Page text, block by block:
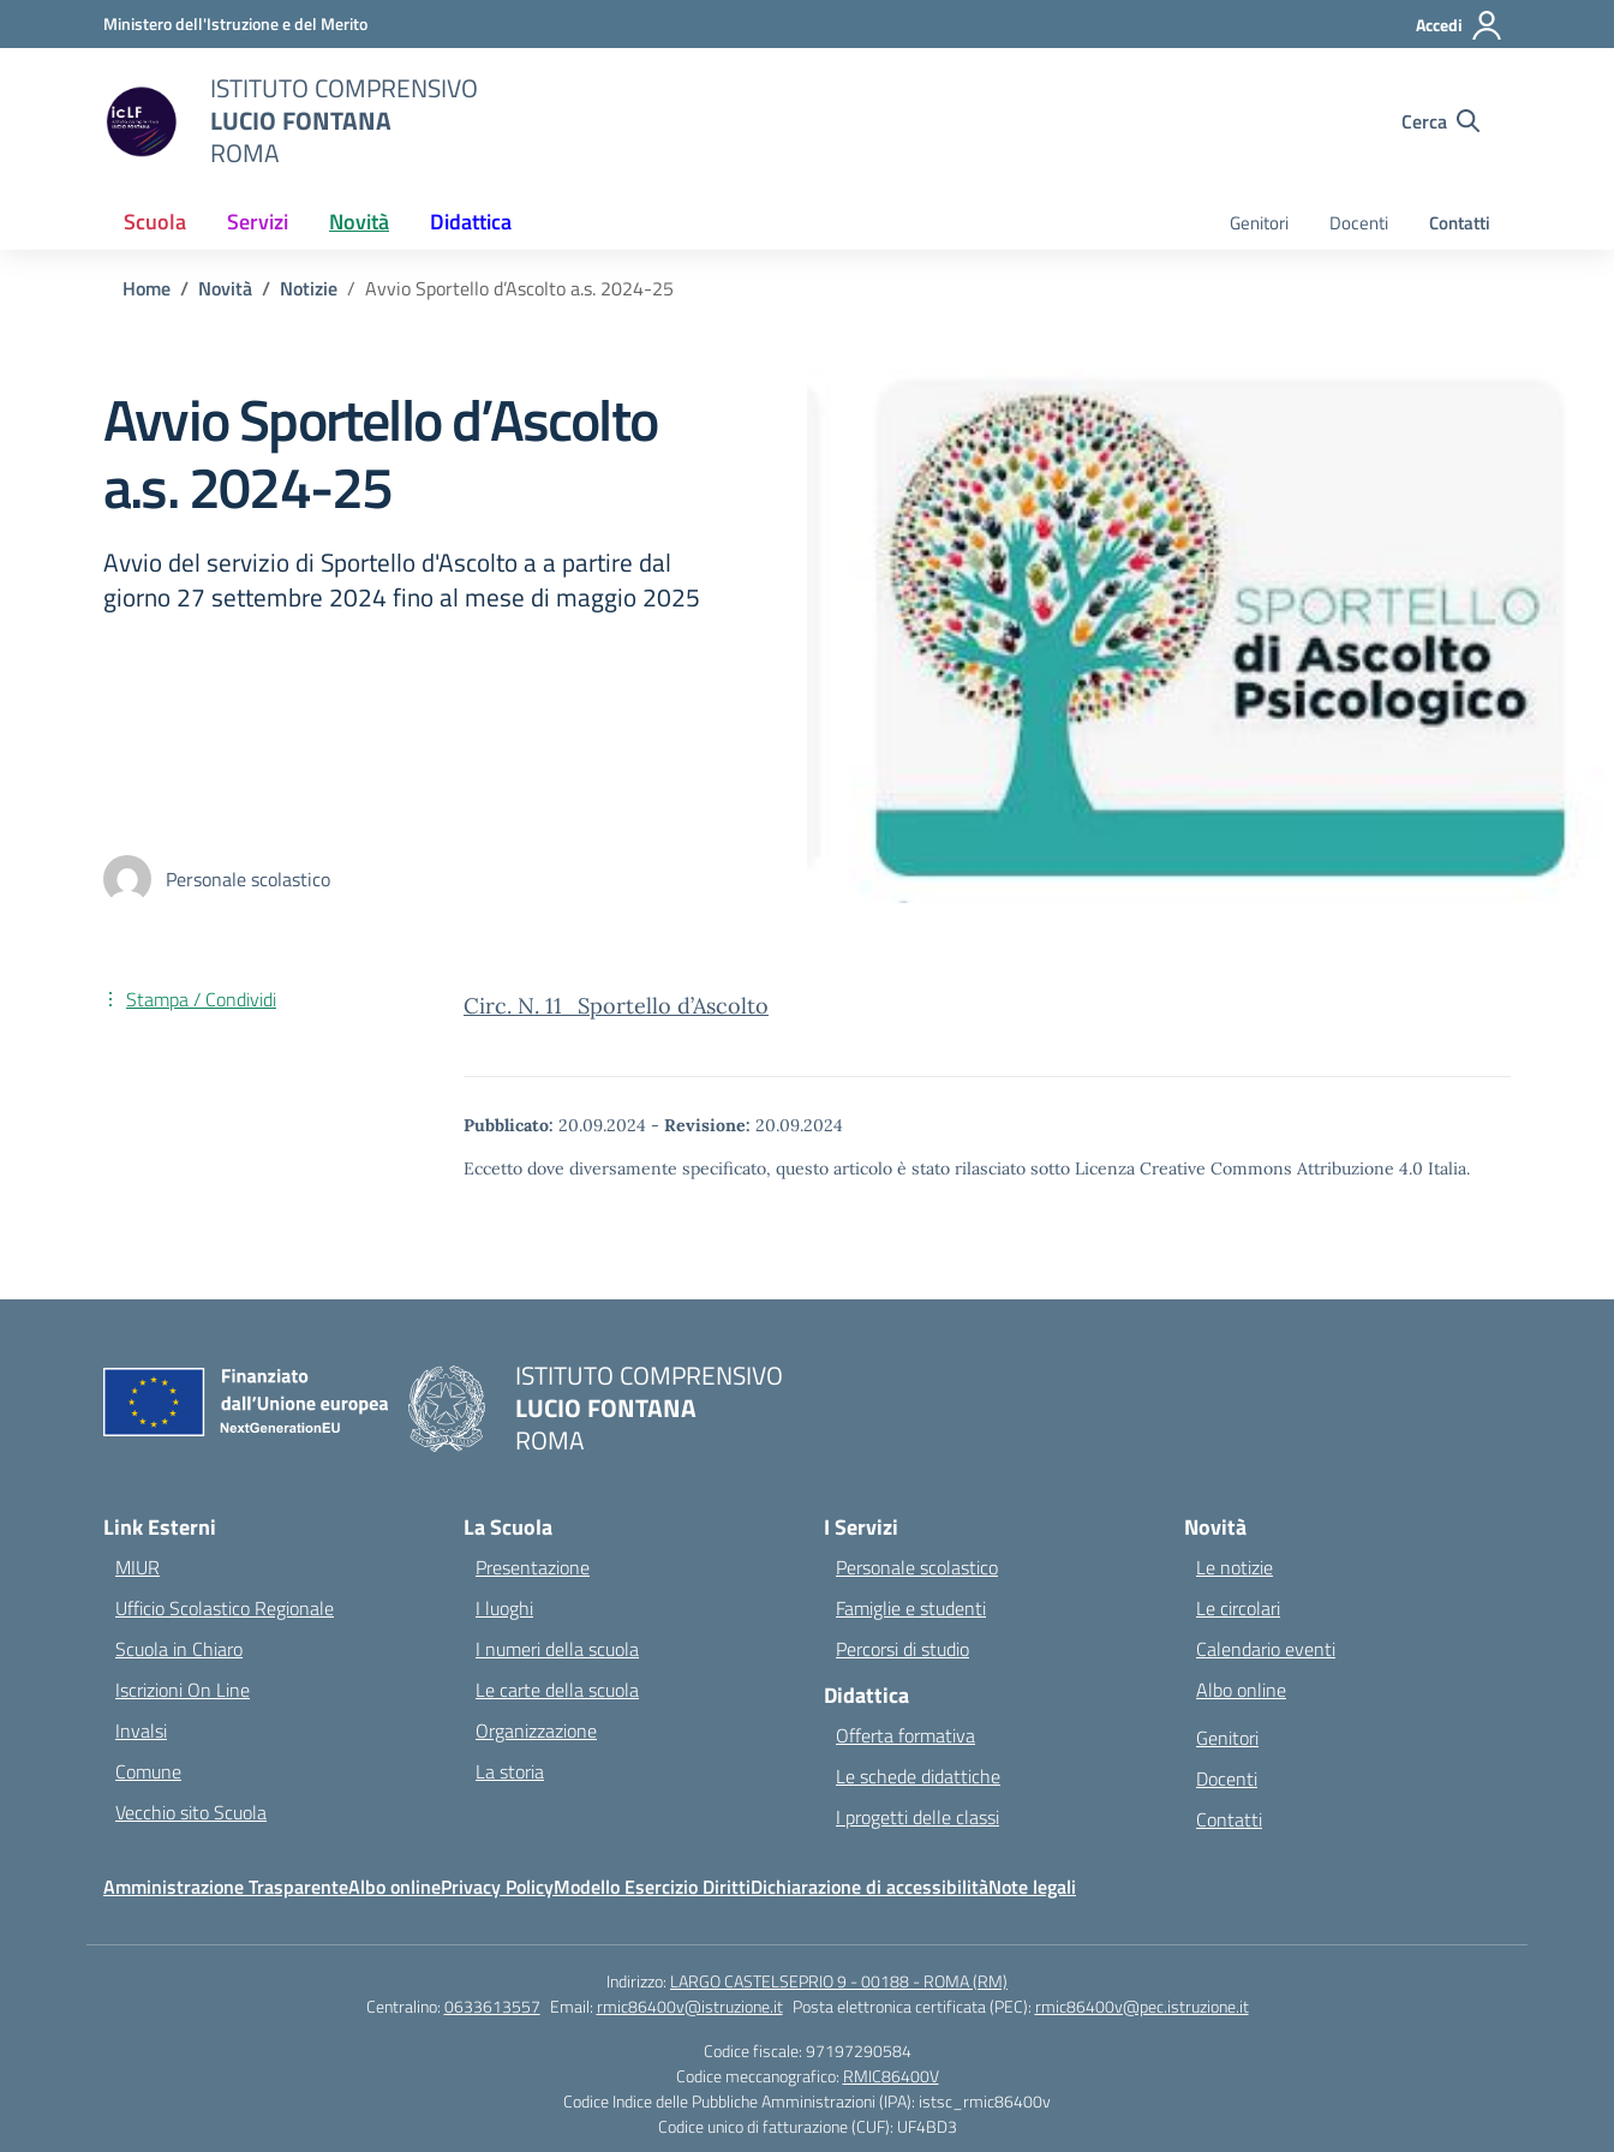
Vai ai contenuti
Vai al menu di navigazioneMinistero dell'Istruzione e del Merito Accedi
ISTITUTO COMPRENSIVO
LUCIO FONTANA
ROMA
Cerca
Scuola Servizi Novità Didattica Genitori Docenti Contatti
Home Novità Notizie Avvio Sportello d’Ascolto a.s. 2024-25
Avvio Sportello d’Ascolto
a.s. 2024-25
Avvio del servizio di Sportello d'Ascolto a a partire dal
giorno 27 settembre 2024 fino al mese di maggio 2025
Personale scolastico
Circ. N. 11_Sportello d’Ascolto
Pubblicato: 20.09.2024 - Revisione: 20.09.2024
Eccetto dove diversamente specificato, questo articolo è stato rilasciato sotto Licenza Creative Commons Attribuzione 4.0 Italia.
Stampa / Condividi
ISTITUTO COMPRENSIVO
LUCIO FONTANA
ROMA
Link Esterni
MIUR
Ufficio Scolastico Regionale
Scuola in Chiaro
Iscrizioni On Line
Invalsi
Comune
Vecchio sito Scuola
La Scuola
Presentazione
I luoghi
I numeri della scuola
Le carte della scuola
Organizzazione
La storia
I Servizi
Personale scolastico
Famiglie e studenti
Percorsi di studio
Didattica
Offerta formativa
Le schede didattiche
I progetti delle classi
Novità
Le notizie
Le circolari
Calendario eventi
Albo online
Genitori
Docenti
Contatti
Amministrazione TrasparenteAlbo onlinePrivacy PolicyModello Esercizio DirittiDichiarazione di accessibilitàNote legali
Indirizzo: LARGO CASTELSEPRIO 9 - 00188 - ROMA (RM)
Centralino:0633613557 Email: rmic86400v@istruzione.it Posta elettronica certificata (PEC): rmic86400v@pec.istruzione.it
Codice fiscale: 97197290584
Codice meccanografico: RMIC86400V
Codice Indice delle Pubbliche Amministrazioni (IPA): istsc_rmic86400v
Codice unico di fatturazione (CUF): UF4BD3